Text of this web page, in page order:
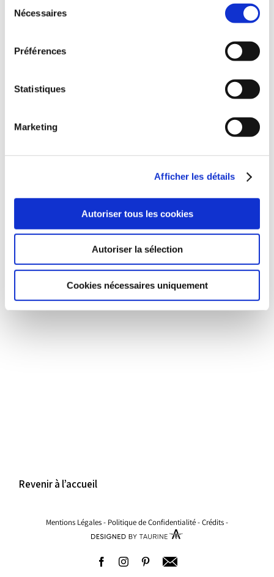
Nécessaires
Préférences
Statistiques
Marketing
Afficher les détails
Autoriser tous les cookies
Autoriser la sélection
Cookies nécessaires uniquement
4. PUIS-JE PORTER BACK TO GLAM AVEC
N'IMPORTE QUEL DOS NU ?
5. QU'EST-CE QUI DIFFÉRENCIE BACK TO
Revenir à l’accueil
Mentions Légales- Politique de Confidentialité-Crédits-
FacebookInstagramPinterest
Adresse